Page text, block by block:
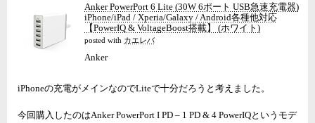
Anker PowerPort 6 Lite (30W 6ポート USB急速充電器)
iPhone/iPad / Xperia/Galaxy / Android各種他対応
【PowerIQ & VoltageBoost搭載】 (ホワイト)
posted with カエレバ
Anker
iPhoneの充電がメインなのでLiteで十分だろうと考えました。
今回購入したのはAnker PowerPort I PD – 1 PD & 4 PowerIQというモデ